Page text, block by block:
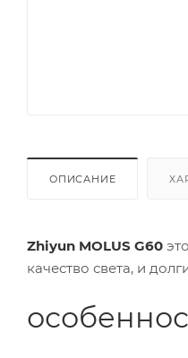
ОПИСАНИЕ
Zhiyun MOLUS G60
качество света, и